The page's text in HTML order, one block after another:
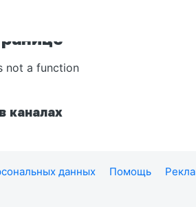
not a function
каналах
данных Помощь